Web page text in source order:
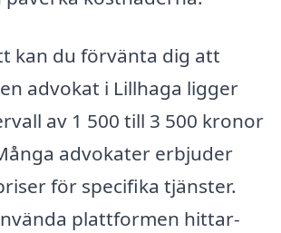
kan du förvänta dig att
advokat i Lillhaga ligger
av 1 500 till 3 500 kronor
advokater erbjuder
för specifika tjänster.
plattformen hittar-